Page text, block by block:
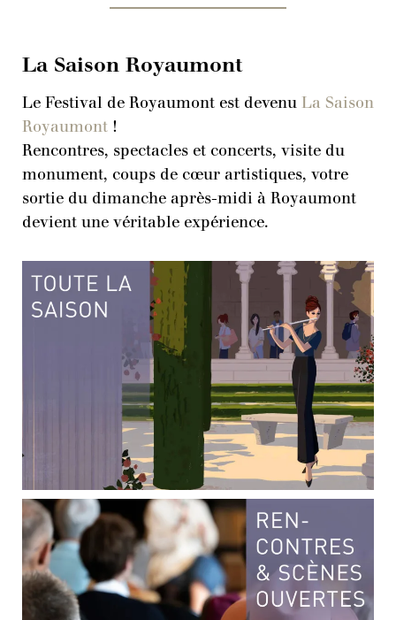
La Saison Royaumont
Le Festival de Royaumont est devenu La Saison
Royaumont !
Rencontres, spectacles et concerts, visite du
monument, coups de cœur artistiques, votre
sortie du dimanche après-midi à Royaumont
devient une véritable expérience.